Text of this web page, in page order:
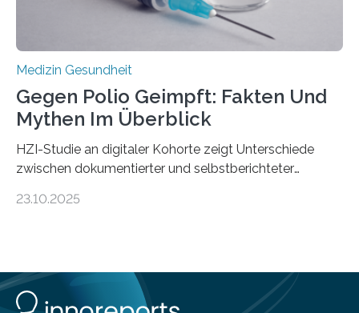
Medizin Gesundheit
Gegen Polio Geimpft: Fakten Und
Mythen Im Überblick
HZI-Studie an digitaler Kohorte zeigt Unterschiede
zwischen dokumentierter und selbstberichteter
Kinderlähmung, ist eine ansteckende Krankheit, die
nur noch in zwei Ländern endemisch. Bis das Virus
weltweit ausgerottet ist, ist aber auch in Deutschland
23.10.2025